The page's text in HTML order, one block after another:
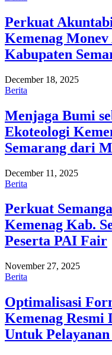
Perkuat
Kemenag
Kabupaten
December 18, 2025
Berita
Menjaga Bumi
Ekoteologi
Semarang dari
December 11, 2025
Berita
Perkuat
Kemenag Kab.
Peserta PAI Fair
November 27, 2025
Berita
Optimalisasi
Kemenag Resmi
Untuk